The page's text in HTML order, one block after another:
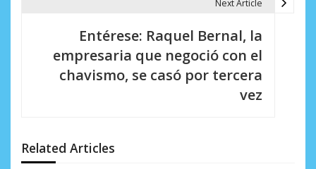
e
Next Article
Entérese: Raquel Bernal, la
empresaria que negoció con el
chavismo, se casó por tercera
vez
Related Articles